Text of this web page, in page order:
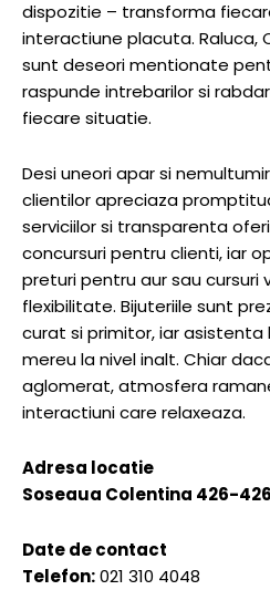
dispozitie – transforma
interactiune placuta. Raluca,
sunt deseori mentionate
raspunde intrebarilor si
fiecare situatie.
Desi uneori apar si
clientilor apreciaza
serviciilor si transparenta
concursuri pentru clienti, iar
preturi pentru aur sau cursuri
flexibilitate. Bijuteriile sunt
curat si primitor, iar
mereu la nivel inalt. Chiar
aglomerat, atmosfera
interactiuni care relaxeaza.
Adresa locatie
Soseaua Colentina 426-
Date de contact
Telefon:021 310 4048